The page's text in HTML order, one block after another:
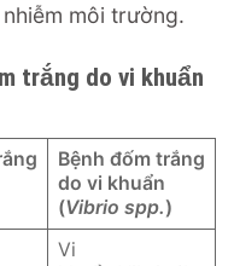
môi trường.
trắng do vi khuẩn
Bệnh đốm trắng
do vi khuẩn
(Vibrio spp.)
Vi